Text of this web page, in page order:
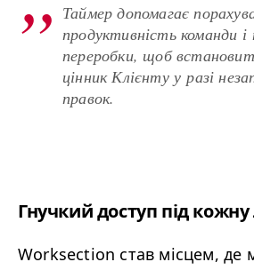
Таймер допомагає
продуктивність команди
переробки, щоб
цінник Клієнту у разі
правок.
Гнучкий доступ під
Worksection став місцем, де